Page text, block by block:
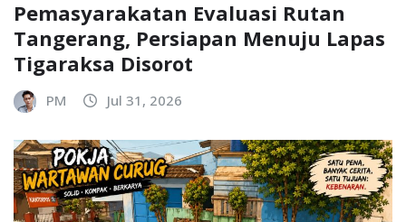
Pemasyarakatan Evaluasi Rutan
Tangerang, Persiapan Menuju Lapas
Tigaraksa Disorot
PM Jul 31, 2026